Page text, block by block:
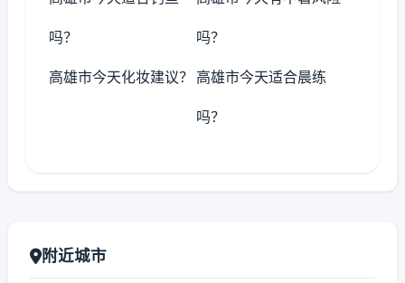
吗？ 吗？
高雄市今天化妆建议？ 高雄市今天适合晨练
吗？
附近城市